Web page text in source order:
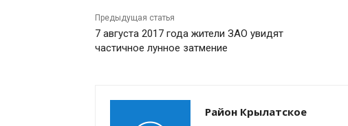
Предыдущая статья
7 августа 2017 года жители ЗАО увидят
частичное лунное затмение
Район Крылатское